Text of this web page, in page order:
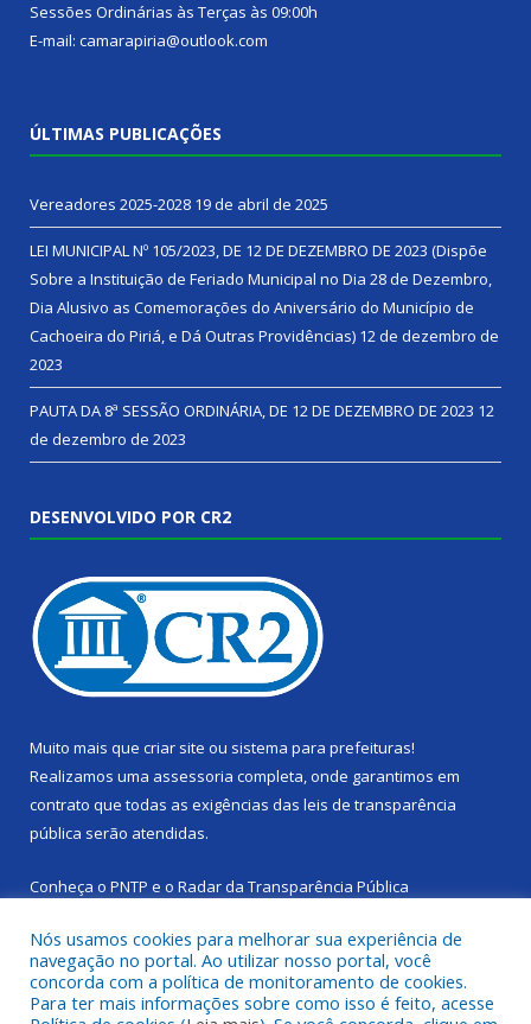
Sessões Ordinárias às Terças às 09:00h
E-mail: camarapiria@outlook.com
ÚLTIMAS PUBLICAÇÕES
Vereadores 2025-2028 19 de abril de 2025
LEI MUNICIPAL Nº 105/2023, DE 12 DE DEZEMBRO DE 2023 (Dispõe
Sobre a Instituição de Feriado Municipal no Dia 28 de Dezembro,
Dia Alusivo as Comemorações do Aniversário do Município de
Cachoeira do Piriá, e Dá Outras Providências) 12 de dezembro de
2023
PAUTA DA 8ª SESSÃO ORDINÁRIA, DE 12 DE DEZEMBRO DE 2023 12
de dezembro de 2023
DESENVOLVIDO POR CR2
Muito mais que criar site ou sistema para prefeituras!
Realizamos uma assessoria completa, onde garantimos em
contrato que todas as exigências das leis de transparência
pública serão atendidas.
Conheça o PNTP e o Radar da Transparência Pública
Todos os direitos reservados a Câmara Municipal de Cachoeira
Nós usamos cookies para melhorar sua experiência de
navegação no portal. Ao utilizar nosso portal, você
concorda com a política de monitoramento de cookies.
Para ter mais informações sobre como isso é feito, acesse